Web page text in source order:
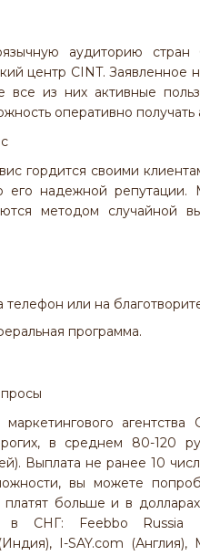
аудиторию
центр CINT. Заявленное
все из них активные
оперативно получать
гордится своими
его надежной
методом случайной
телефон или на
программа.
маркетингового
в среднем 80-120
Выплата не ранее 10
вы можете
платят больше и в
в СНГ: Feebbo Russia
I-SAY.com (Англия),